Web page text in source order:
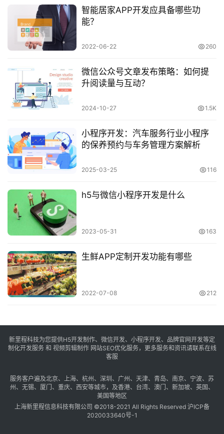
智能居家APP开发应具备哪些功
能？
2022-06-22 260
微信公众号文章发布策略：如何提
升阅读量与互动？
2024-10-27 1.5K
小程序开发：汽车服务行业小程序
的保养预约与车务管理方案解析
2025-03-25 116
h5与微信小程序开发是什么
2023-05-31 163
生鲜APP定制开发功能有哪些
2022-07-08 212
新里程科技为您提供H5开发制作、微信开发、小程序开发、品牌官网开发等定
制化开发服务 和 视频剪辑制作 网站SEO优化服务，更多服务和资讯请联系在线
客服
服务客户遍及北京、 上海、 杭州 、 深圳 、 广州 、 天津、 青岛、 南京、 宁波、 苏
州 、 无锡、 厦门 、 重庆、 西安等城市，及香港、 台湾、 澳门 、 新加坡、 英国 、
美国等地区
上海新里程信息科技有限公司 ©2018-2021 All Rights Reserved 沪ICP备
2020033640号-1